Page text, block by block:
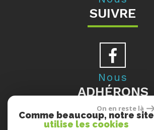
SUIVRE
Nous
ADHÉRONS
On en reste là
Comme beaucoup, notre site
utilise les cookies